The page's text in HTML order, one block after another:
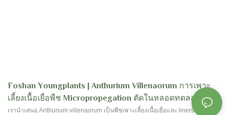
Foshan Youngplants | Anthurium Villenaorum การเพาะ
เลี้ยงเนื้อเยื่อพืช Micropropegation ตัดในหลอดทดลอง
เรานำเสนอ Anthurium villenaorum เป็นพืชเพาะเลี้ยงเนื้อเยื่อและ liners ถาดเพื่อ